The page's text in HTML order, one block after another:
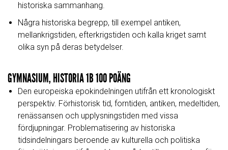
historiska sammanhang.
Några historiska begrepp, till exempel antiken,
mellankrigstiden, efterkrigstiden och kalla kriget samt
olika syn på deras betydelser.
GYMNASIUM, HISTORIA 1B 100 POÄNG
Den europeiska epokindelningen utifrån ett kronologiskt
perspektiv. Förhistorisk tid, forntiden, antiken, medeltiden,
renässansen och upplysningstiden med vissa
fördjupningar. Problematisering av historiska
tidsindelningars beroende av kulturella och politiska